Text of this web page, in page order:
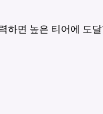
하면 높은 티어에 도